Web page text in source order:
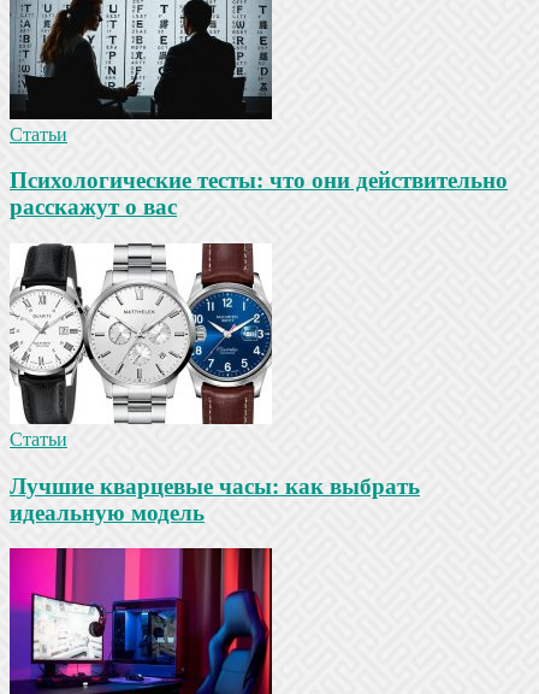
Статьи
Психологические тесты: что они действительно
расскажут о вас
Статьи
Лучшие кварцевые часы: как выбрать
идеальную модель